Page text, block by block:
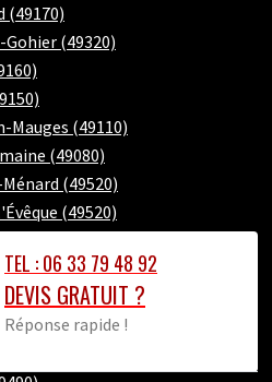
(49170)
(49320)
(49110)
(49080)
(49520)
(49520)
en-Mauges (49290)
(49530)
Allonnes (49650)
l'Authion (49800)
Longuenée (49220)
TEL : 06 33 79 48 92
DEVIS GRATUIT ?
Réponse rapide !